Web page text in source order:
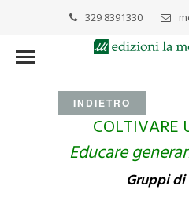
329 8391330
INDIETRO
COLTIVARE
Educare
Gruppi